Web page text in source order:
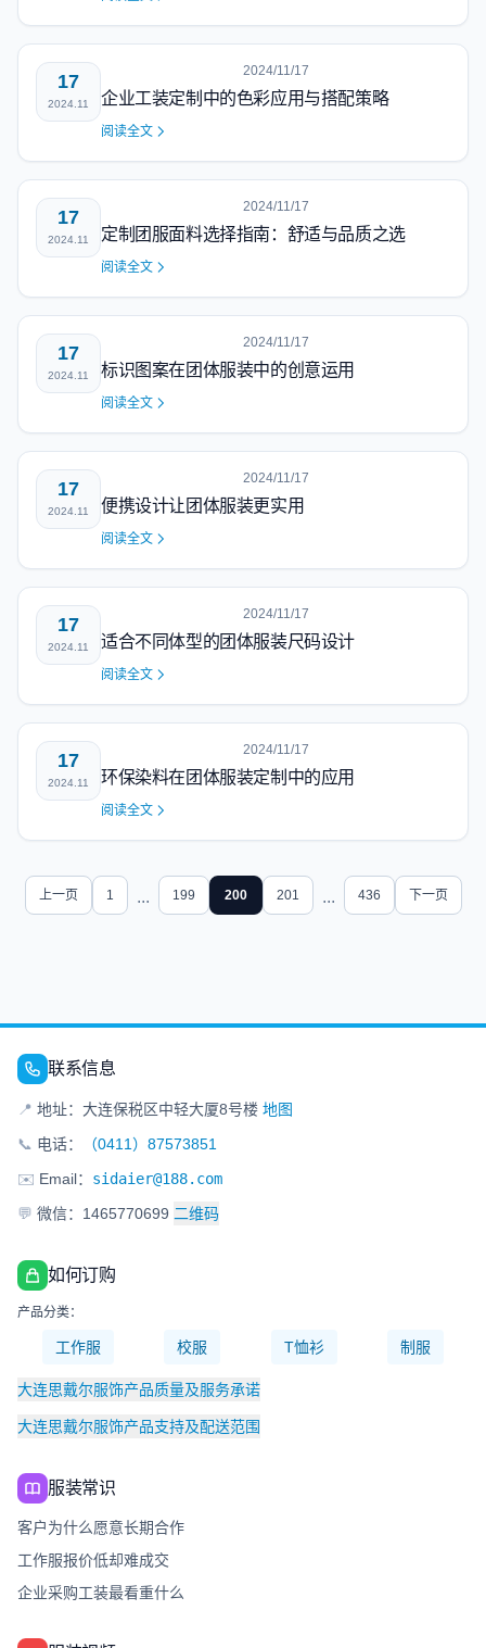
17
2024.11
2024/11/17
企业工装定制中的色彩应用与搭配策略
阅读全文
17
2024.11
2024/11/17
定制团服面料选择指南：舒适与品质之选
阅读全文
17
2024.11
2024/11/17
标识图案在团体服装中的创意运用
阅读全文
17
2024.11
2024/11/17
便携设计让团体服装更实用
阅读全文
17
2024.11
2024/11/17
适合不同体型的团体服装尺码设计
阅读全文
17
2024.11
2024/11/17
环保染料在团体服装定制中的应用
阅读全文
上一页 1 ... 199 200 201 ... 436 下一页
联系信息
📍 地址：大连保税区中轻大厦8号楼 地图
📞 电话：
（0411）87573851
✉️ Email： sidaier@188.com
💬 微信：1465770699 二维码
如何订购
产品分类：
工作服 校服 T恤衫 制服
大连思戴尔服饰产品质量及服务承诺
大连思戴尔服饰产品支持及配送范围
服装常识
客户为什么愿意长期合作
工作服报价低却难成交
企业采购工装最看重什么